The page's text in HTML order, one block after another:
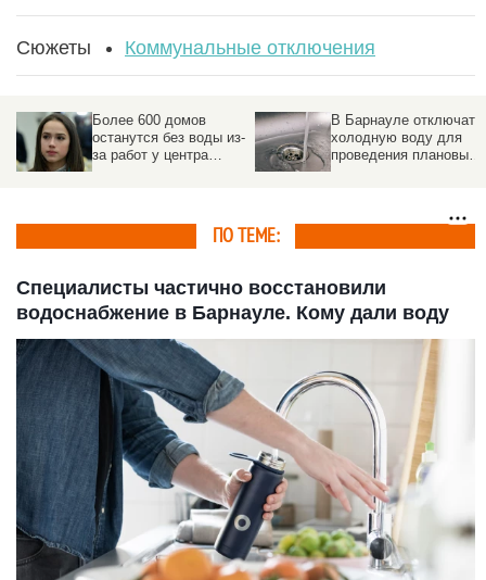
Сюжеты Коммунальные отключения
Более 600 домов
останутся без воды из-
за работ у центра
В Барнауле отключат
холодную воду для
проведения плановых
ПО ТЕМЕ:
Специалисты частично восстановили
водоснабжение в Барнауле. Кому дали воду